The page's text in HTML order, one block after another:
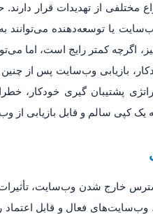
از تهدیدات قرار دارند.
یا توسعه‌دهنده
اگرچه کمتر رایج است، اما
بازیابی وب‌سایت پس از چنین
پشتیبان گیری خودکار،
یک کپی سالم و قابل بازیابی
فعال و قابل اعتماد